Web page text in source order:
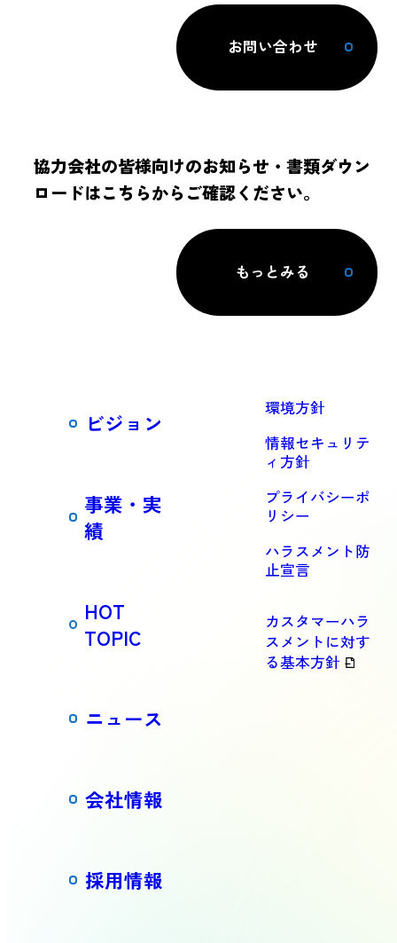
お問い合わせ
協力会社の皆様向けのお知らせ・書類ダウン
ロードはこちらからご確認ください。
もっとみる
ビジョン
事業・実
績
HOT
TOPIC
ニュース
会社情報
採用情報
環境方針
情報セキュリテ
ィ方針
プライバシーポ
リシー
ハラスメント防
止宣言
カスタマーハラ
スメントに対す
る基本方針